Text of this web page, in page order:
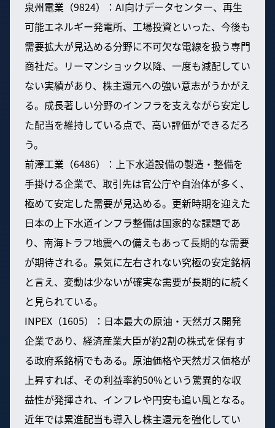
泉州電業（9824）：AI向けデータセンター、再生
可能エネルギー発電所、工場投資といった、今後も
需要拡大が見込める分野に不可欠な電線を扱う専門
商社だ。リーマンショック以降、一度も減配してい
ない実績があり、株主還元への強い意志がうかがえ
る。成長著しい分野のインフラを支えながら安定し
た配当を維持している点で、高い評価ができるだろ
う。
前澤工業（6486）：上下水道設備の製造・整備を
手掛ける企業で、取引先は官公庁や自治体が多く、
極めて安定した需要が見込める。更新時期を迎えた
日本の上下水道インフラ整備は国家的な課題であ
り、南海トラフ地震への備えもあって長期的な需要
が期待される。景気に左右されない究極の安定銘柄
と言え、変動は少ないが確実な需要が長期的に続く
と見られている。
INPEX（1605）：日本最大の原油・天然ガス開発
企業であり、経済産業大臣が約2割の株式を保有す
る政府系銘柄でもある。原油価格や天然ガス価格が
上昇すれば、その利益率約50%という驚異的な収
益性が発揮され、インフレや円安も追い風となる。
近年では累進配当も導入し株主還元を強化してい